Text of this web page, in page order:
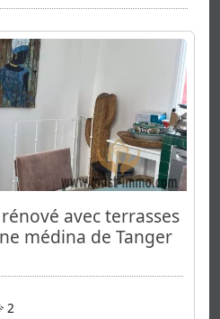
avec terrasses
médina de Tanger
2